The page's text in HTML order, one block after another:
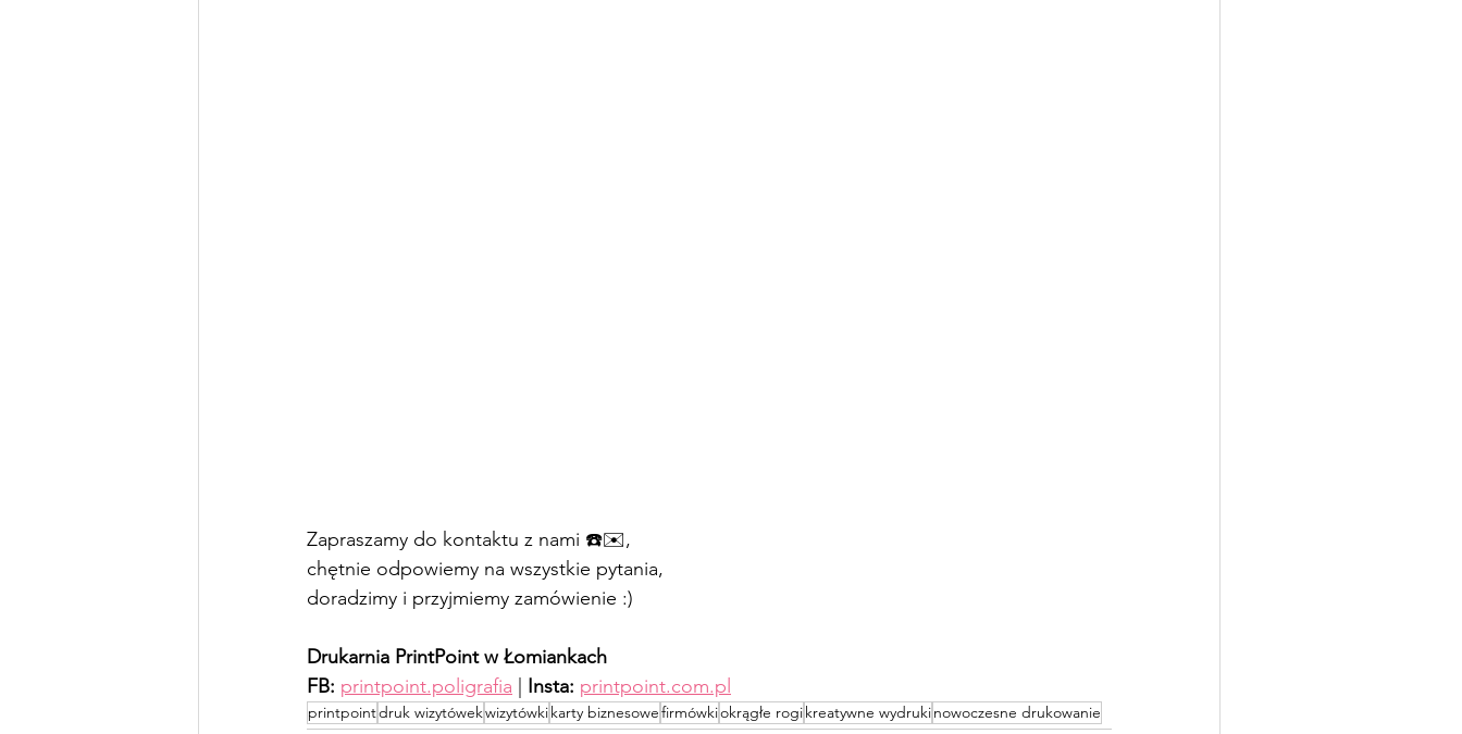
Zapraszamy do kontaktu z nami ☎️✉️,
chętnie odpowiemy na wszystkie pytania,
doradzimy i przyjmiemy zamówienie :)
Drukarnia PrintPoint w Łomiankach
FB: printpoint.poligrafia Insta: printpoint.com.pl
printpointdruk wizytówekwizytówkikarty biznesowefirmówkiokrągłe rogikreatywne wydrukinowoczesne drukowanie